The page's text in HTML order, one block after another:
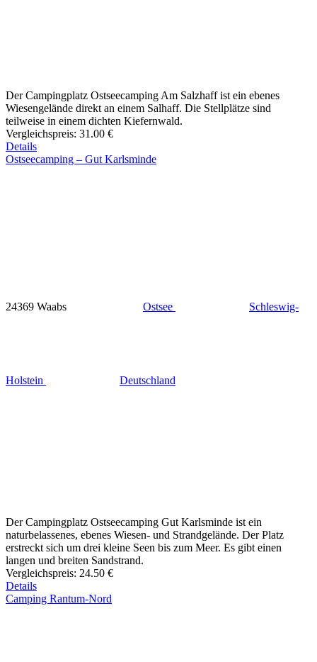
Der Campingplatz Ostseecamping Am Salzhaff ist ein ebenes
Wiesengelände direkt an einem Salhaff. Die Stellplätze sind
teilweise in einem dichten Kiefernwald.
Vergleichspreis: 31.00 €
Details
Ostseecamping – Gut Karlsminde
24369 Waabs Ostsee Schleswig-
Holstein Deutschland
Der Campingplatz Ostseecamping Gut Karlsminde ist ein
naturbelassenes, ebenes Wiesen- und Strandgelände. Der Platz
erstreckt sich um drei kleine Seen bis zum Meer. Es gibt einen
langen und breiten Sandstrand.
Vergleichspreis: 24.50 €
Details
Camping Rantum-Nord